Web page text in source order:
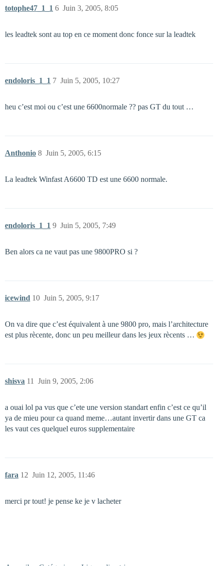
totophe47_1_1 Juin 3, 2005, 8:05
6
les leadtek sont au top en ce moment donc fonce sur la leadtek
endoloris_1_1 Juin 5, 2005, 10:27
7
heu c’est moi ou c’est une 6600normale ?? pas GT du tout …
Anthonio Juin 5, 2005, 6:15
8
La leadtek Winfast A6600 TD est une 6600 normale.
endoloris_1_1 Juin 5, 2005, 7:49
9
Ben alors ca ne vaut pas une 9800PRO si ?
icewind Juin 5, 2005, 9:17
10
On va dire que c’est équivalent à une 9800 pro, mais l’architecture
est plus rècente, donc un peu meilleur dans les jeux rècents …
shisva Juin 9, 2005, 2:06
11
a ouai lol pa vus que c’ete une version standart enfin c’est ce qu’il
ya de mieu pour ca quand meme…autant invertir dans une GT ca
les vaut ces quelquel euros supplementaire
fara Juin 12, 2005, 11:46
12
merci pr tout! je pense ke je v lacheter